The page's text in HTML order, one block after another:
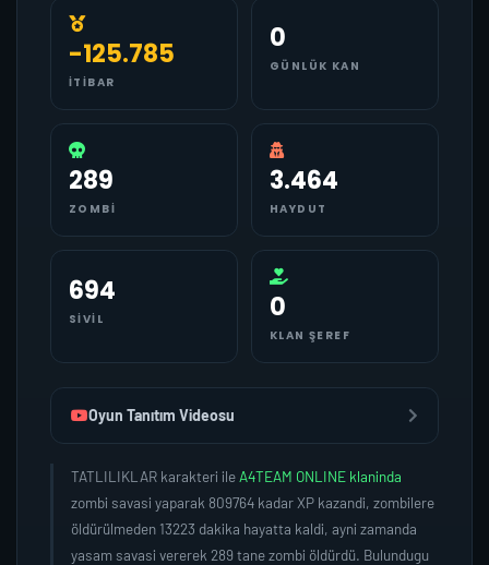
-125.785
İTIBAR
0
GÜNLÜK KAN
289
ZOMBI
3.464
HAYDUT
694
SIVIL 0
KLAN ŞEREF
Oyun Tanıtım Videosu
TATLILIKLAR karakteri ileA4TEAM ONLINE klaninda
zombi savasi yaparak 809764 kadar XP kazandi, zombilere
öldürülmeden 13223 dakika hayatta kaldi, ayni zamanda
yasam savasi vererek 289 tane zombi öldürdü. Bulundugu